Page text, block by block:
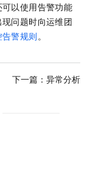
以使用告警功能
问题时向运维团
警规则。
下一篇： 异常分析